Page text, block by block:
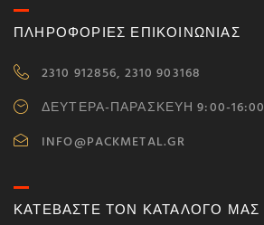
ΠΛΗΡΟΦΟΡΙΕΣ ΕΠΙΚΟΙΝΩΝΙΑΣ
2310 912856, 2310 903168
ΔΕΥΤΕΡΑ-ΠΑΡΑΣΚΕΥΗ 9:00-16:00
INFO@PACKMETAL.GR
ΚΑΤΕΒΑΣΤΕ ΤΟΝ ΚΑΤΑΛΟΓΟ ΜΑΣ